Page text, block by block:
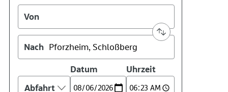
Suche